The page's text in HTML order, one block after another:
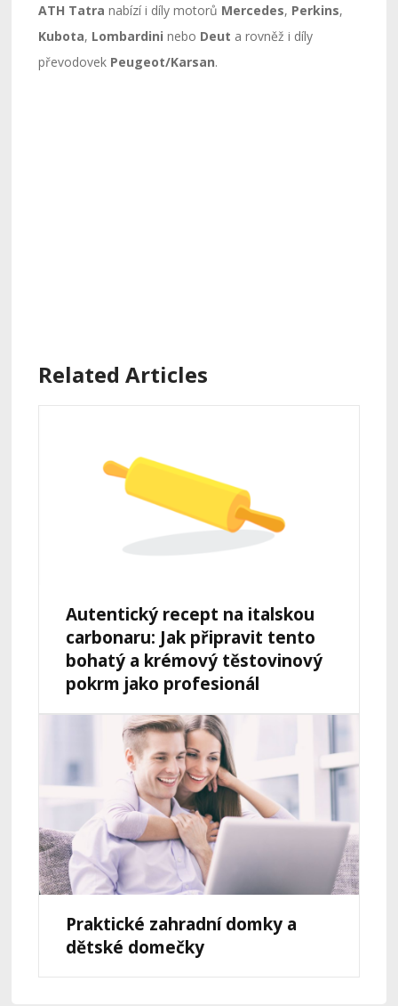
ATH Tatra nabízí i díly motorů Mercedes, Perkins,
Kubota, Lombardini nebo Deut a rovněž i díly
převodovek Peugeot/Karsan.
Related Articles
Autentický recept na italskou
carbonaru: Jak připravit tento
bohatý a krémový těstovinový
pokrm jako profesionál
Praktické zahradní domky a
dětské domečky